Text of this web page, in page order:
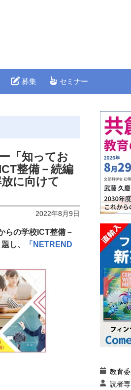
募集 セミナー
「知ってお
整備－続編
に向けて
2022年8月9日
らの学校ICT整備－
し、
「NETREND
教育
読者